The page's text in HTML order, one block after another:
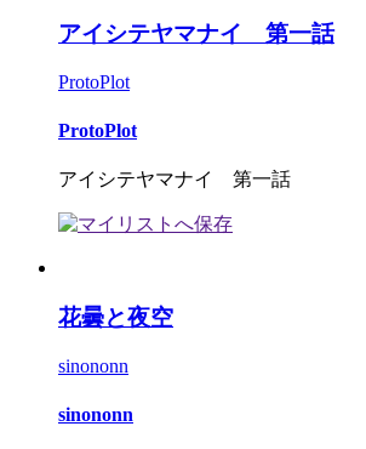
アイシテヤマナイ 第一話
ProtoPlot
ProtoPlot
アイシテヤマナイ 第一話
花曇と夜空
sinononn
sinononn